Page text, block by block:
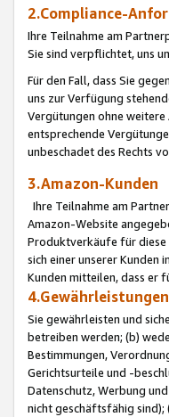
2.Compliance-
Ihre Teilnahme am
Sie sind verpflichtet, uns
Für den Fall, dass Sie
uns zur Verfügung
Vergütungen ohne
entsprechende
unbeschadet des Rechts
3.Amazon-Kunden
Ihre Teilnahme am
Amazon-Website
Produktverkäufe für diese
sich einer unserer Kunden
Kunden mitteilen, dass er
4.Gewährleistungen
Sie gewährleisten und
betreiben werden; (b)
Bestimmungen,
Gerichtsurteile und -
Datenschutz, Werbung
nicht geschäftsfähig sind);